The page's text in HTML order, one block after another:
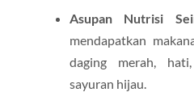
Asupan Nutrisi
mendapatkan
daging merah, hati,
sayuran hijau.